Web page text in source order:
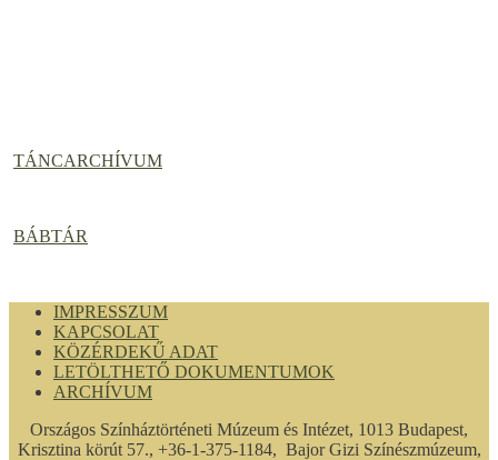
TÁNCARCHÍVUM
BÁBTÁR
IMPRESSZUM
KAPCSOLAT
KÖZÉRDEKŰ ADAT
LETÖLTHETŐ DOKUMENTUMOK
ARCHÍVUM
Országos Színháztörténeti Múzeum és Intézet, 1013 Budapest,
Krisztina körút 57., +36-1-375-1184, Bajor Gizi Színészmúzeum,